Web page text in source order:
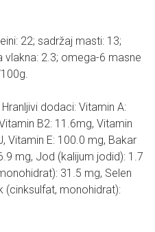
22; sadržaj masti: 13;
vlakna: 2.3; omega-6 masne
dodaci: Vitamin A:
B2: 11.6mg, Vitamin
Vitamin E: 100.0 mg, Bakar
mg, Jod (kalijum jodid): 1.7
31.5 mg, Selen
(cinksulfat, monohidrat):